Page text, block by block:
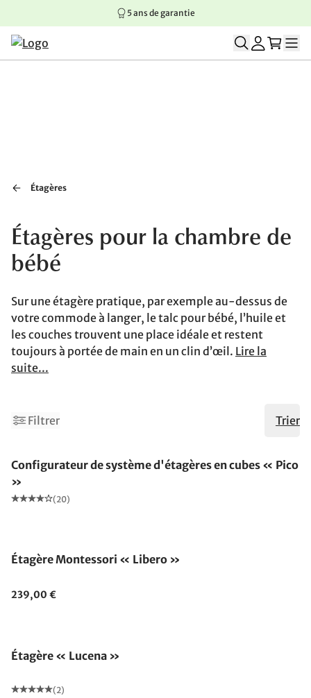
Aller au contenu principal
Aller à la navigation principale
Aller au pied de page
5 ans de garantie
Étagères
Étagères pour la chambre de
bébé
Sur une étagère pratique, par exemple au-dessus de
votre commode à langer, le talc pour bébé, l’huile et
les couches trouvent une place idéale et restent
toujours à portée de main en un clin d’œil. Lire la
suite...
Filtrer Trier
Configurateur de système d'étagères en cubes « Pico
»
(20)
Étagère Montessori « Libero »
239,00 €
Étagère « Lucena »
(2)